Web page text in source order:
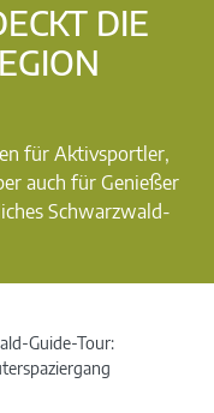
DIE
für Aktivsportler,
auch für Genießer
Schwarzwald-
Guide-Tour: